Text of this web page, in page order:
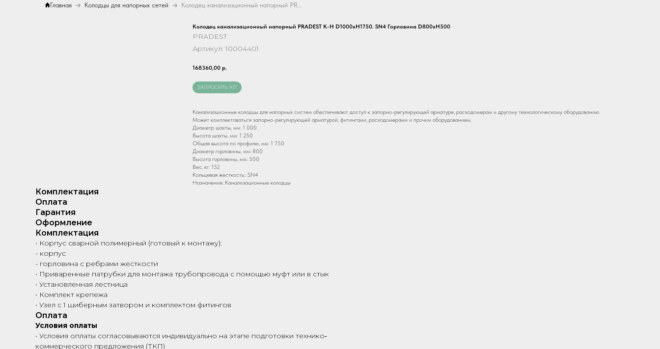
Главная Колодцы для напорных сетей Колодец канализационный напорный PRADEST К-Н D1000хH1750. SN4 Горловина D800хH500
Колодец канализационный напорный PRADEST К-Н D1000хH1750. SN4 Горловина D800хH500
PRADEST
Артикул: 10004401
168360,00 р.
ЗАПРОСИТЬ КП
Канализационные колодцы для напорных систем обеспечивают доступ к запорно-регулирующей арматуре, расходомерам и другому технологическому оборудованию.
Может комплектоваться запорно-регулирующей арматурой, фитингами, расходомерами и прочим оборудованием.
Диаметр шахты, мм: 1 000
Высота шахты, мм: 1 250
Общая высота по профилю, мм: 1 750
Диаметр горловины, мм: 800
Высота горловины, мм: 500
Вес, кг: 152
Кольцевая жесткость:: SN4
Назначение: Канализационные колодцы
Комплектация
Оплата
Гарантия
Оформление
Комплектация
• Корпус сварной полимерный (готовый к монтажу):
- корпус
- горловина с ребрами жесткости
• Приваренные патрубки для монтажа трубопровода с помощью муфт или в стык
• Установленная лестница
• Комплект крепежа
• Узел с 1 шиберным затвором и комплектом фитингов
Оплата
Условия оплаты
• Условия оплаты согласовываются индивидуально на этапе подготовки технико‑
коммерческого предложения (ТКП)